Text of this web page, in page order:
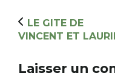
LE GITE DE
VINCENT ET
Laisser un